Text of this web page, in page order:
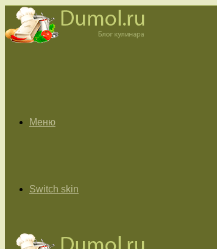
Меню
Switch skin